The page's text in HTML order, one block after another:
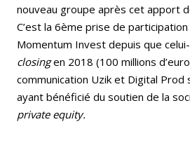
nouveau groupe après cet apport
C’est la 6ème prise de
Momentum Invest depuis que
closingen 2018 (100 millions
communication Uzik et Digital
ayant bénéficié du soutien de la
private equity.